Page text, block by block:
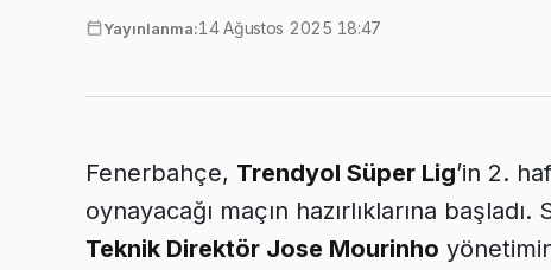
Yayınlanma:14 Ağustos 2025 18:47
Fenerbahçe, Trendyol Süper Lig’in 2.
oynayacağı maçın hazırlıklarına
Teknik Direktör Jose Mourinho